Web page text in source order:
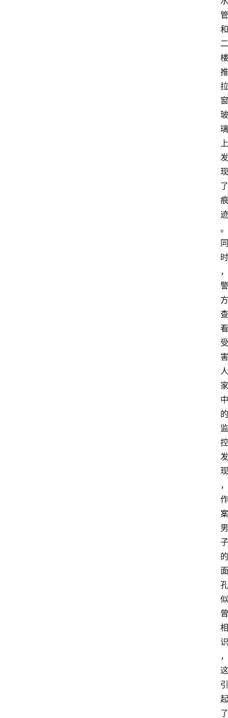
管
和
二
楼
推
拉
窗
玻
璃
上
发
现
了
痕
迹
。
同
时
，
警
方
查
看
受
害
人
家
中
的
监
控
发
现
，
作
案
男
子
的
面
孔
似
曾
相
识
，
这
引
起
了